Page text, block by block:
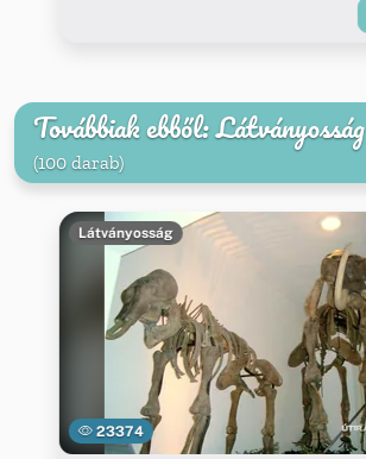
Továbbiak ebből: Látványosság
(100 darab)
23374
Látványosság